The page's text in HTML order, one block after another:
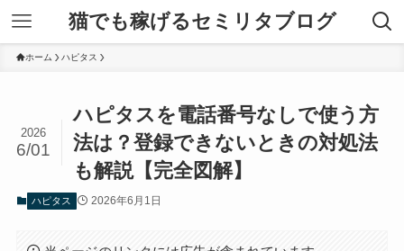
猫でも稼げるセミリタブログ
ホーム ハピタス
ハピタスを電話番号なしで使う方
法は？登録できないときの対処法
も解説【完全図解】
2026
6/01
ハピタス 2026年6月1日